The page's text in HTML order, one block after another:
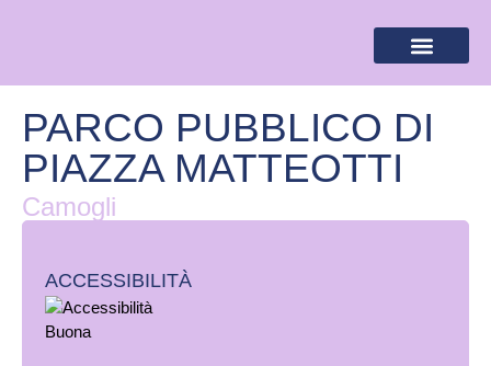
PARCO PUBBLICO DI
PIAZZA MATTEOTTI
Camogli
ACCESSIBILITÀ